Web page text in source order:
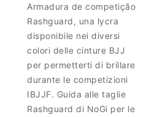
Armadura de competição
Rashguard, una lycra
disponibile nei diversi
colori delle cinture BJJ
per permetterti di brillare
durante le competizioni
IBJJF. Guida alle taglie
Rashguard di NoGi per le